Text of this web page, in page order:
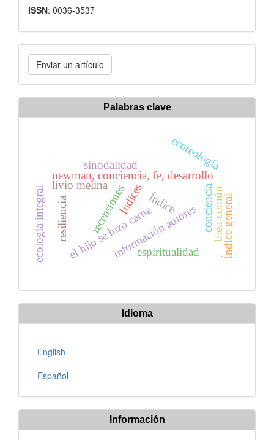
ISSN: 0036-3537
Enviar
un
artículo
Enviar un artículo
Palabras clave
recensiones
información autores
newman, conciencia, fe, desarrollo
livio melina conciencia
ecoteología
ecología integral bien comúnÍndice general
sinodalidad
el hijo se hizo carne
Índice
resiliencia
espiritualidad
Índices
Idioma
English
Español
Información